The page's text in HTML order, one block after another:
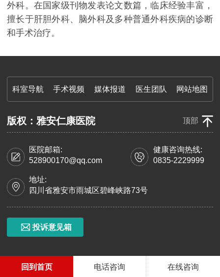
外科。在国家级刊物发表论文数篇，临床经验丰富，
擅长于肝胆外科、脑外科及多种普通外科疾病的诊断
和手术治疗。
顶部
科室导航 手术视频 媒体报道 医生团队 网站地图
版权：雅安仁康医院
医院邮箱:
528900170@qq.com
健康咨询热线:
0835-2229999
地址:
四川省雅安市雨城区碧峰峡路73号
投诉意见箱
回到首页 电话咨询 在线咨询